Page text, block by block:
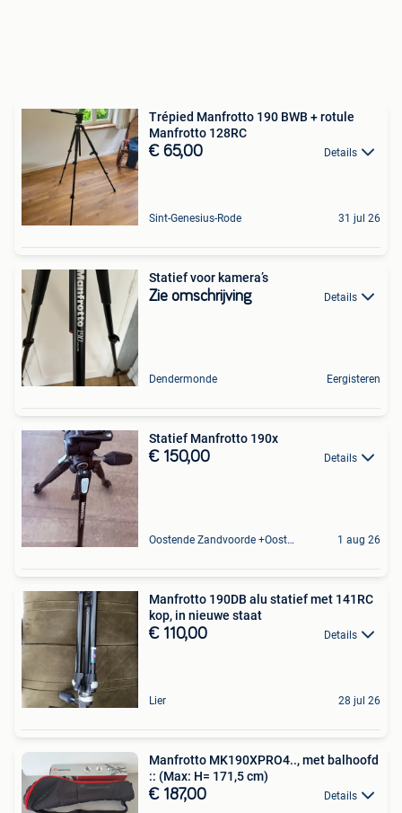
Trépied Manfrotto 190 BWB + rotule
Manfrotto 128RC
€ 65,00 Details
Sint-Genesius-Rode 31 jul 26
Statief voor kamera’s
Zie omschrijving Details
Dendermonde Eergisteren
Statief Manfrotto 190x
€ 150,00 Details
Oostende Zandvoorde +Oostende 1 aug 26
Manfrotto 190DB alu statief met 141RC
kop, in nieuwe staat
€ 110,00 Details
Lier 28 jul 26
Manfrotto MK190XPRO4.., met balhoofd
:: (Max: H= 171,5 cm)
€ 187,00 Details